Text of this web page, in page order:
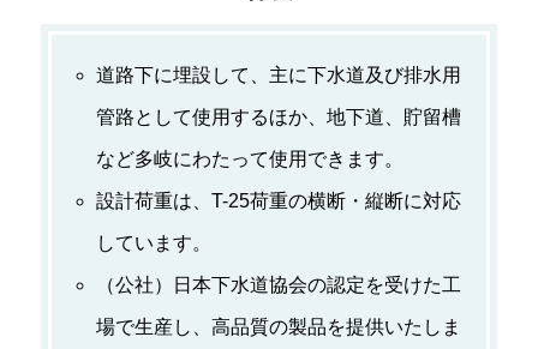
道路下に埋設して、主に下水道及び排水用
管路として使用するほか、地下道、貯留槽
など多岐にわたって使用できます。
設計荷重は、T-25荷重の横断・縦断に対応
しています。
（公社）日本下水道協会の認定を受けた工
場で生産し、高品質の製品を提供いたしま